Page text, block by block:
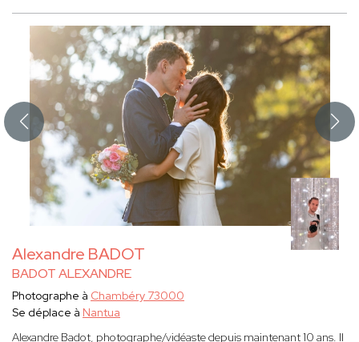
Alexandre BADOT
BADOT ALEXANDRE
Photographe à Chambéry 73000
Se déplace à Nantua
Alexandre Badot, photographe/vidéaste depuis maintenant 10 ans. Il